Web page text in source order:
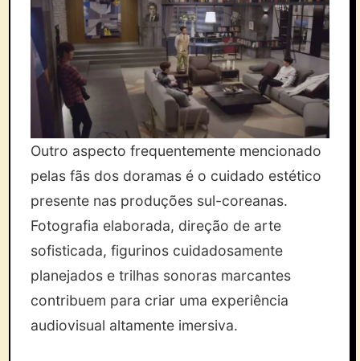
Outro aspecto frequentemente mencionado
pelas fãs dos doramas é o cuidado estético
presente nas produções sul-coreanas.
Fotografia elaborada, direção de arte
sofisticada, figurinos cuidadosamente
planejados e trilhas sonoras marcantes
contribuem para criar uma experiência
audiovisual altamente imersiva.